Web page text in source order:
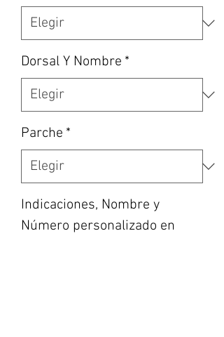
Dorsal Y Nombre *
Parche *
Indicaciones, Nombre y
Número personalizado en